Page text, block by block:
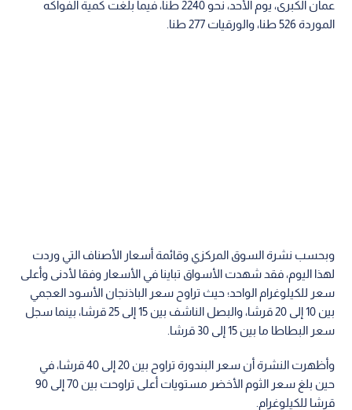
عمان الكبرى، يوم الأحد، نحو 2240 طنا، فيما بلغت كمية الفواكه
الموردة 526 طنا، والورقيات 277 طنا.
وبحسب نشرة السوق المركزي وقائمة أسعار الأصناف التي وردت
لهذا اليوم، فقد شهدت الأسواق تباينا في الأسعار وفقا لأدنى وأعلى
سعر للكيلوغرام الواحد؛ حيث تراوح سعر الباذنجان الأسود العجمي
بين 10 إلى 20 قرشا، والبصل الناشف بين 15 إلى 25 قرشا، بينما سجل
سعر البطاطا ما بين 15 إلى 30 قرشا.
وأظهرت النشرة أن سعر البندورة تراوح بين 20 إلى 40 قرشا، في
حين بلغ سعر الثوم الأخضر مستويات أعلى تراوحت بين 70 إلى 90
قرشا للكيلوغرام.